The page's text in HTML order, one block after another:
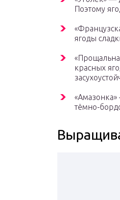
Поэтому
ягоды
красных
тёмно-